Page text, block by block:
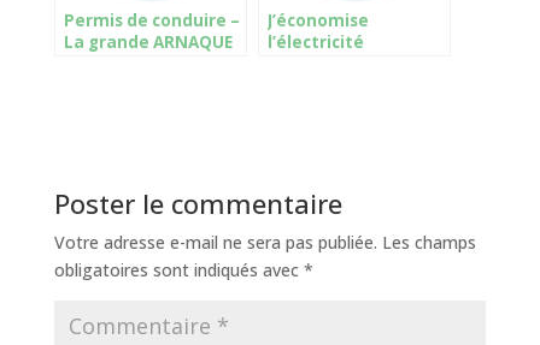
Permis de conduire –
La grande ARNAQUE
J’économise
l’électricité
Poster le commentaire
Votre adresse e-mail ne sera pas publiée. Les champs
obligatoires sont indiqués avec *